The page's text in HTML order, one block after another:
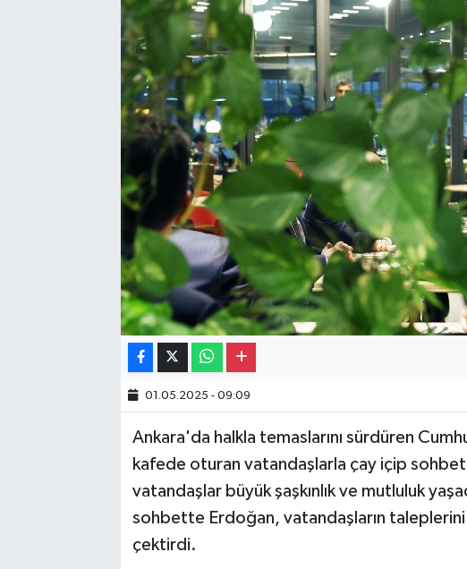
01.05.2025 - 09:09
Ankara'da halkla temaslarını sürdüren
kafede oturan vatandaşlarla çay içip sohbet
vatandaşlar büyük şaşkınlık ve mutluluk
sohbette Erdoğan, vatandaşların
çektirdi.
Gayrimenkul